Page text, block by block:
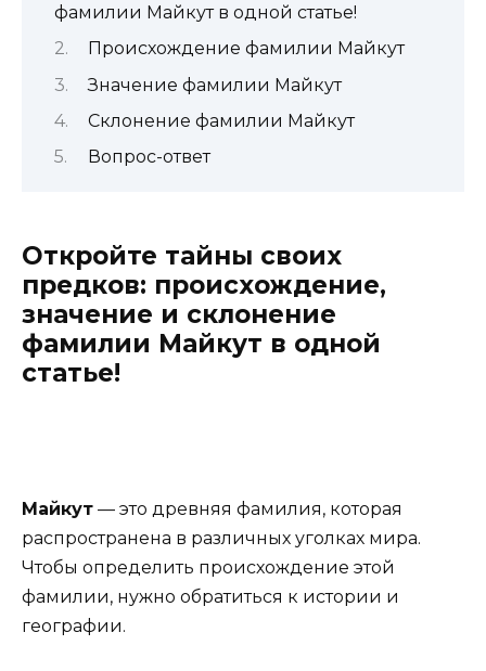
фамилии Майкут в одной статье!
Происхождение фамилии Майкут
Значение фамилии Майкут
Склонение фамилии Майкут
Вопрос-ответ
Откройте тайны своих
предков: происхождение,
значение и склонение
фамилии Майкут в одной
статье!
Майкут — это древняя фамилия, которая
распространена в различных уголках мира.
Чтобы определить происхождение этой
фамилии, нужно обратиться к истории и
географии.